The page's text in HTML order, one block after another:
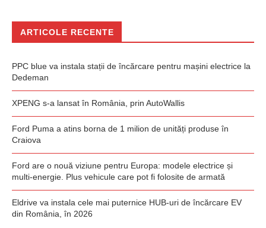
ARTICOLE RECENTE
PPC blue va instala stații de încărcare pentru mașini electrice la
Dedeman
XPENG s-a lansat în România, prin AutoWallis
Ford Puma a atins borna de 1 milion de unități produse în
Craiova
Ford are o nouă viziune pentru Europa: modele electrice și
multi-energie. Plus vehicule care pot fi folosite de armată
Eldrive va instala cele mai puternice HUB-uri de încărcare EV
din România, în 2026